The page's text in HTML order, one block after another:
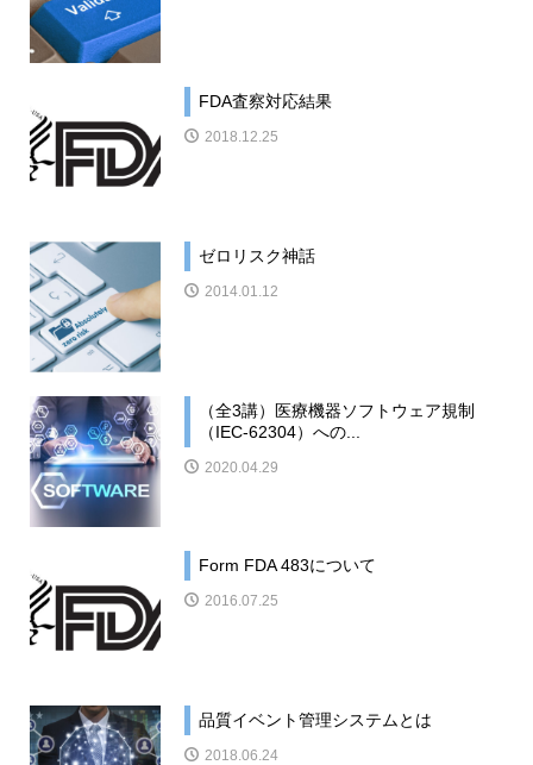
FDA査察対応結果
2018.12.25
ゼロリスク神話
2014.01.12
（全3講）医療機器ソフトウェア規制
（IEC-62304）への...
2020.04.29
Form FDA 483について
2016.07.25
品質イベント管理システムとは
2018.06.24